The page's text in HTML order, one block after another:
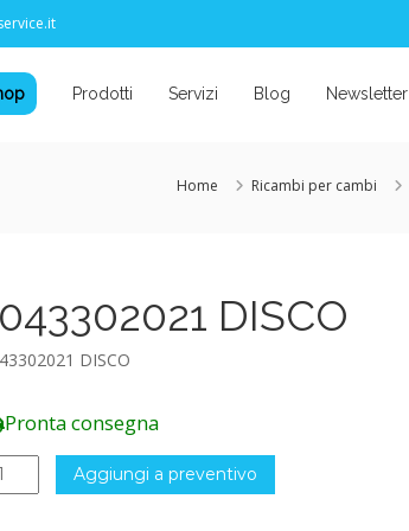
Prodotti Servizi Blog Newsletter
Home Ricambi per cambi
DISCO
DISCO
Pronta consegna
Aggiungi a preventivo